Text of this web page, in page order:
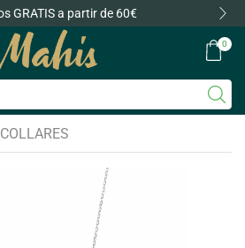
GRATIS a partir de 60€
0
COLLARES